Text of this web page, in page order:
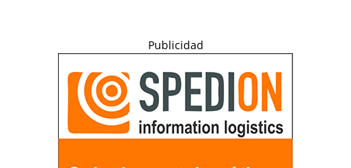
Publicidad